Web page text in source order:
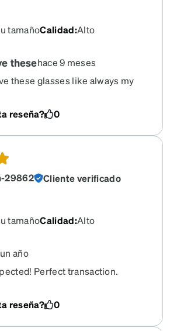
tamañoCalidad:Alto
thesehace 9 meses
these glasses like always my
reseña?
0
29862
Cliente verificado
tamañoCalidad:Alto
año
Perfect transaction.
reseña? 0